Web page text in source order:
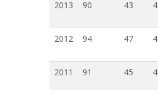
2013 90 43
2012
94 47
2011
91 45